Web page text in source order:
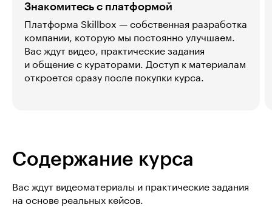
Знакомитесь с платформой
Платформа Skillbox — собственная разработка
компании, которую мы постоянно улучшаем.
Вас ждут видео, практические задания
и общение с кураторами. Доступ к материалам
откроется сразу после покупки курса.
Содержание курса
Вас ждут видеоматериалы и практические задания
на основе реальных кейсов.